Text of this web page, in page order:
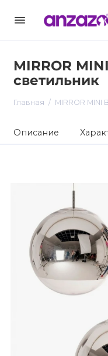
MIRROR
светильник
Главная MIRROR MINI
Описание